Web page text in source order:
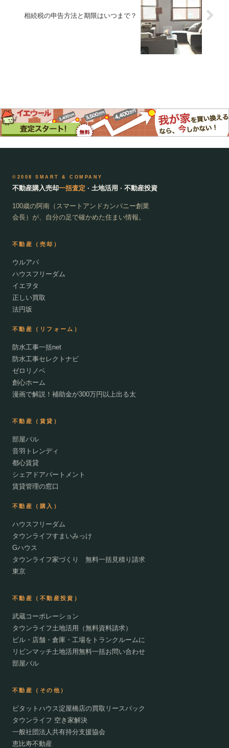
相続税の申告方法と期限はいつまで？
©2008 SMART & COMPANY
不動産購入売却一括査定 · 土地活用 · 不動産投資
100歳の阿南（スマートアンドカンパニー創業
会長）が、自分の足で確かめた住まい情報。
不動産（売却）
ウルアパ
ハウスフリーダム
イエヲタ
正しい買取
法円坂
不動産（リフォーム）
防水工事一括net
防水工事セレクトナビ
ゼロリノベ
創心ホーム
漫画で解説！補助金が300万円以上出る太
不動産（賃貸）
部屋バル
音羽トレンディ
都心賃貸
シェアドアパートメント
賃貸管理の窓口
不動産（購入）
ハウスフリーダム
タウンライフすまいみっけ
Gハウス
タウンライフ家づくり 無料一括見積り請求
東京
不動産（不動産投資）
武蔵コーポレーション
タウンライフ土地活用（無料資料請求）
ビル・店舗・倉庫・工場をトランクルームに
リビンマッチ土地活用無料一括お問い合わせ
部屋バル
不動産（その他）
ピタットハウス淀屋橋店の買取リースバック
タウンライフ 空き家解決
一般社団法人共有持分支援協会
恵比寿不動産